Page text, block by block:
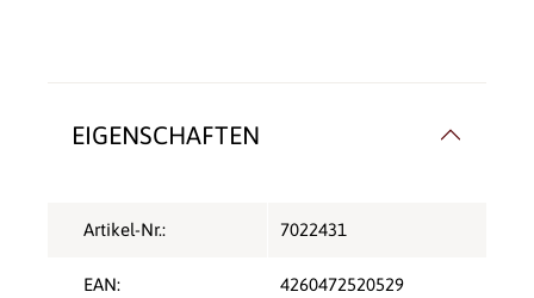
EIGENSCHAFTEN
Artikel-Nr.: 7022431
EAN: 4260472520529